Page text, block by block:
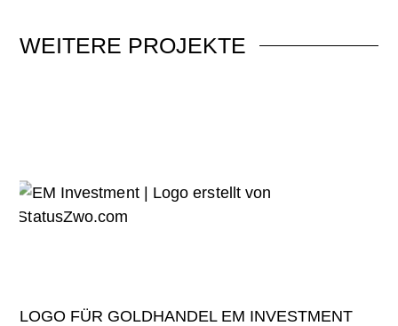
WEITERE PROJEKTE
LOGO FÜR GOLDHANDEL EM INVESTMENT